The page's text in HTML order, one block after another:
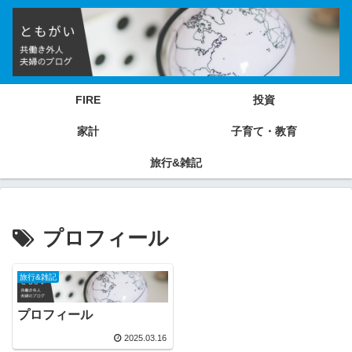
FIRE 投資
家計 子育て・教育
旅行&雑記
プロフィール
旅行&雑記
プロフィール
2025.03.16